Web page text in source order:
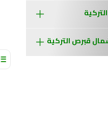
قبرص التركية